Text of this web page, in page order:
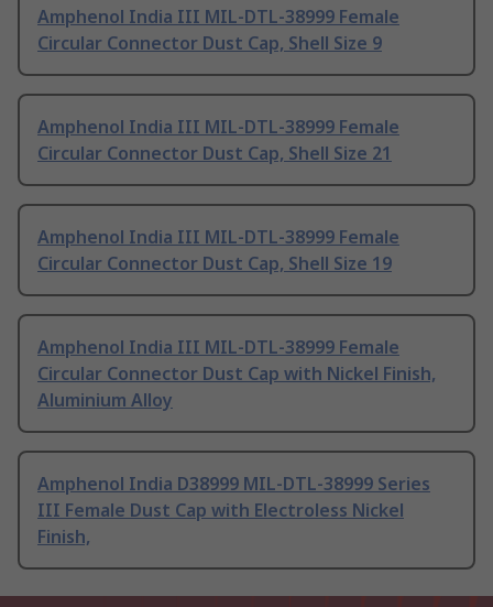
Amphenol India III MIL-DTL-38999 Female
Circular Connector Dust Cap, Shell Size 9
Amphenol India III MIL-DTL-38999 Female
Circular Connector Dust Cap, Shell Size 21
Amphenol India III MIL-DTL-38999 Female
Circular Connector Dust Cap, Shell Size 19
Amphenol India III MIL-DTL-38999 Female
Circular Connector Dust Cap with Nickel Finish,
Aluminium Alloy
Amphenol India D38999 MIL-DTL-38999 Series
III Female Dust Cap with Electroless Nickel
Finish,